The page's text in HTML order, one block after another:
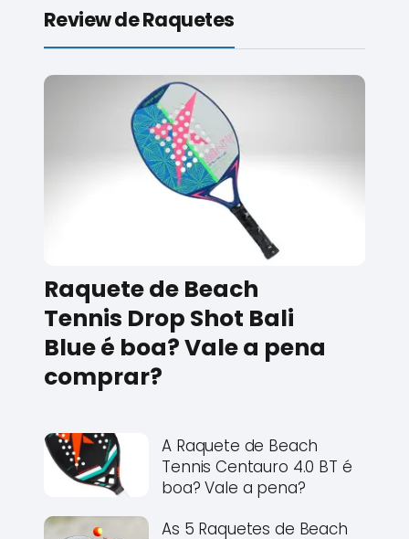
Review de Raquetes
Raquete de Beach
Tennis Drop Shot Bali
Blue é boa? Vale a pena
comprar?
A Raquete de Beach
Tennis Centauro 4.0 BT é
boa? Vale a pena?
As 5 Raquetes de Beach